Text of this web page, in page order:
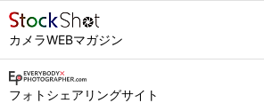
カメラWEBマガジン
フォトシェアリングサイト